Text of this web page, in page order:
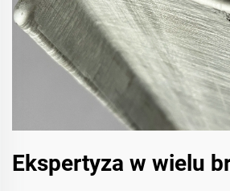
Ekspertyza w wielu